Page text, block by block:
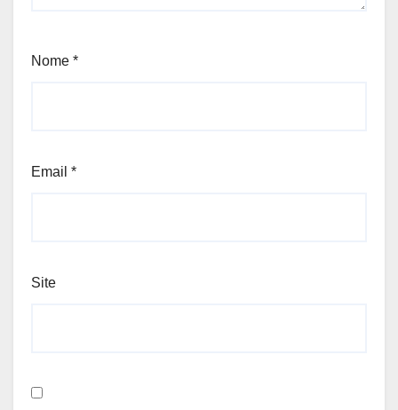
Nome *
Email *
Site